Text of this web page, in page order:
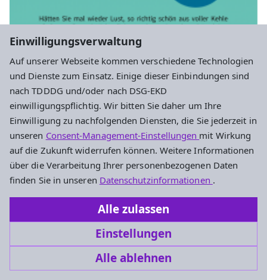
Einwilligungsverwaltung
Auf unserer Webseite kommen verschiedene Technologien
und Dienste zum Einsatz. Einige dieser Einbindungen sind
nach TDDDG und/oder nach DSG-EKD
einwilligungspflichtig. Wir bitten Sie daher um Ihre
Einwilligung zu nachfolgenden Diensten, die Sie jederzeit in
unseren Consent-Management-Einstellungen mit Wirkung
auf die Zukunft widerrufen können. Weitere Informationen
über die Verarbeitung Ihrer personenbezogenen Daten
finden Sie in unseren Datenschutzinformationen .
Alle zulassen
Einstellungen
Alle ablehnen
Singen mit Hartwig
Mittwoch, 16.9. 14:30-16 Uhr
Paulus-Saal (Pauluskirche)